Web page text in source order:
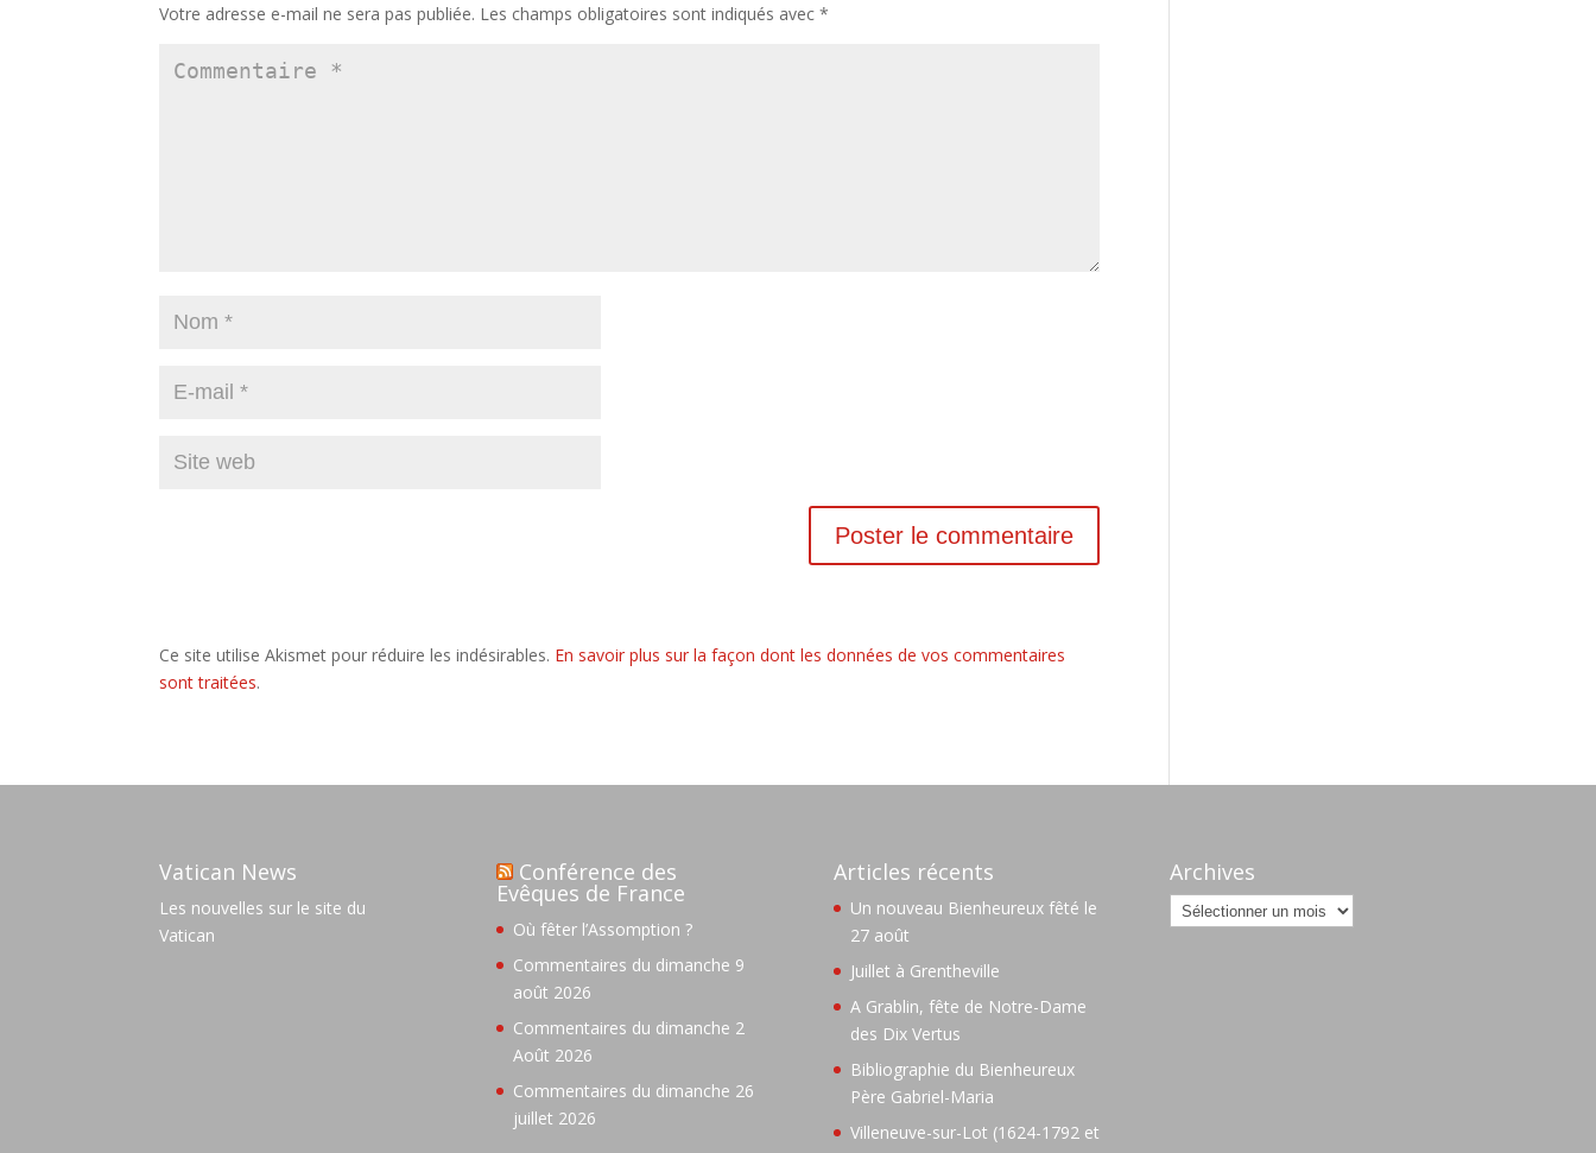
Votre adresse e-mail ne sera pas publiée. Les champs obligatoires sont indiqués avec*
Ce site utilise Akismet pour réduire les indésirables. En savoir plus sur la façon dont les données de vos commentaires
sont traitées.
Vatican News
Les nouvelles sur le site du
Vatican
Conférence des
Evêques de France
Où fêter l’Assomption ?
Commentaires du dimanche 9
août 2026
Commentaires du dimanche 2
Août 2026
Commentaires du dimanche 26
juillet 2026
Articles récents
Un nouveau Bienheureux fêté le
27 août
Juillet à Grentheville
A Grablin, fête de Notre-Dame
des Dix Vertus
Bibliographie du Bienheureux
Père Gabriel-Maria
Villeneuve-sur-Lot (1624-1792 et
Archives
Archives